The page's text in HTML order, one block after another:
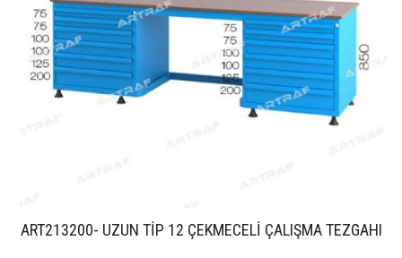
ART213200- UZUN TİP 12 ÇEKMECELİ ÇALIŞMA TEZGAHI